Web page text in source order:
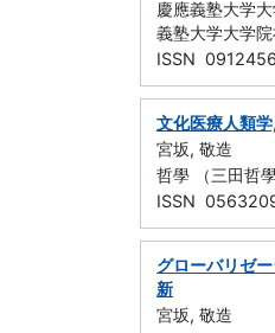
慶應義塾大学
義塾大学大学
ISSN
文化医療人類
宮坂, 敬造
哲學 （三田哲
ISSN
グローバリゼ
新
宮坂, 敬造